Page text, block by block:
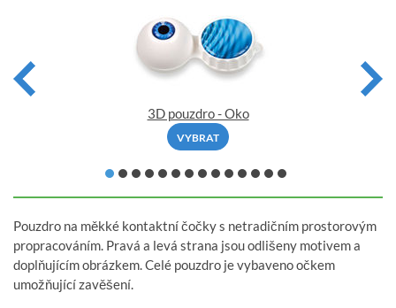
3D pouzdro - Oko
VYBRAT
Pouzdro na měkké kontaktní čočky s netradičním prostorovým
propracováním. Pravá a levá strana jsou odlišeny motivem a
doplňujícím obrázkem. Celé pouzdro je vybaveno očkem
umožňující zavěšení.